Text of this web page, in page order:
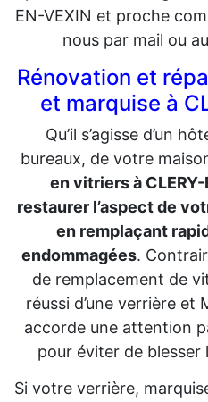
EN-VEXIN et proche
nous par mail ou au
Rénovation et
et marquise à
Qu’il s’agisse d’un
bureaux, de votre
en vitriers à
restaurer l’aspect de
en remplaçant
endommagées.
de remplacement de
réussi d’une verrière et
accorde une attention
pour éviter de blesser
Si votre verrière,